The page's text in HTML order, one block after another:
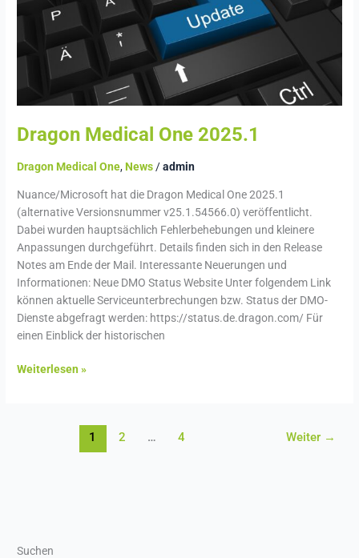
Dragon Medical One 2025.1
Dragon Medical One,News/admin
Nuance/Microsoft hat die Dragon Medical One 2025.1
(alternative Versionsnummer v25.1.54566.0) veröffentlicht.
Dabei wurden hauptsächlich Fehlerbehebungen und kleinere
Anpassungen durchgeführt. Details finden sich in den Release
Notes am Ende der Mail. Interessante Neuerungen und
Informationen: Neue DMO Status Website Unter folgendem Link
können aktuelle Serviceunterbrechungen bzw. Status der DMO-
Dienste abgefragt werden: https://status.de.dragon.com/ Für
einen Einblick der historischen
2025.1
Weiterlesen »
1 2 … 4 Weiter →
Suchen